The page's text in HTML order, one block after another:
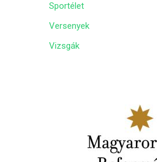
Sportélet
Versenyek
Vizsgák